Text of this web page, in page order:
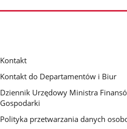
Kontakt
Kontakt do Departamentów i Biur
Dziennik Urzędowy Ministra
Gospodarki
Polityka przetwarzania danych